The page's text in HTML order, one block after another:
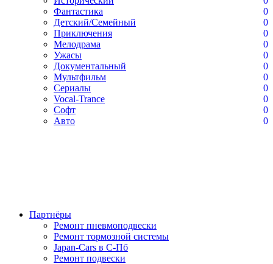
Фантастика
0
Детский/Семейный
0
Приключения
0
Мелодрама
0
Ужасы
0
Документальный
0
Мультфильм
0
Сериалы
0
Vocal-Trance
0
Софт
0
Авто
0
Партнёры
Ремонт пневмоподвески
Ремонт тормозной системы
Japan-Cars в С-Пб
Ремонт подвески